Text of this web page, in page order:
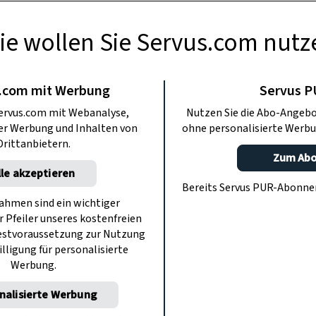
Kletterrose:
und Arten
blühen allerorts die Königinnen der
Erde. Wer den Blick hebt, den
die märchenhaften Blüten der
wollen Sie Servus.com
mit Werbung
mit Webanalyse,
Werbung und Inhalten von
akzeptieren
sind ein wichtiger
unseres kostenfreien
zur Nutzung
für personalisierte
Werbung.
Werbung
Servus
Nutzen Sie die Abo-
ohne personalisierte
Zum
Bereits Servus PUR-